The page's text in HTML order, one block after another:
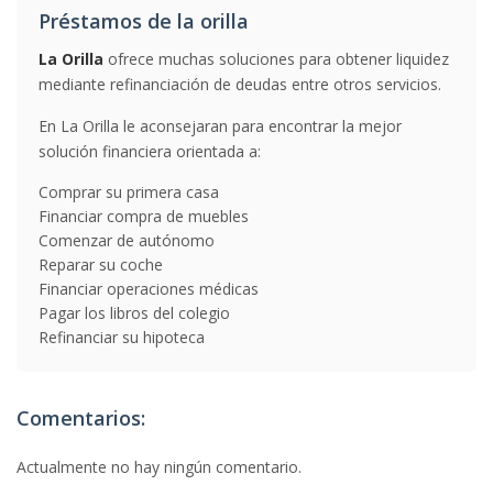
Préstamos de la orilla
La Orilla ofrece muchas soluciones para obtener liquidez
mediante refinanciación de deudas entre otros servicios.
En La Orilla le aconsejaran para encontrar la mejor
solución financiera orientada a:
Comprar su primera casa
Financiar compra de muebles
Comenzar de autónomo
Reparar su coche
Financiar operaciones médicas
Pagar los libros del colegio
Refinanciar su hipoteca
Comentarios:
Actualmente no hay ningún comentario.